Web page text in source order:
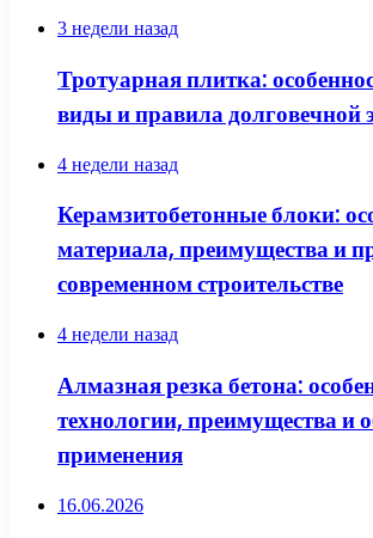
3 недели назад
Тротуарная плитка:
виды и правила долговечной
4 недели назад
Керамзитобетонные блоки:
материала, преимущества и
современном строительстве
4 недели назад
Алмазная резка бетона:
технологии, преимущества и
применения
16.06.2026